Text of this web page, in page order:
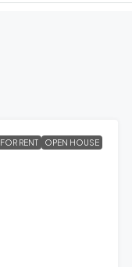
FOR RENT OPEN HOUSE